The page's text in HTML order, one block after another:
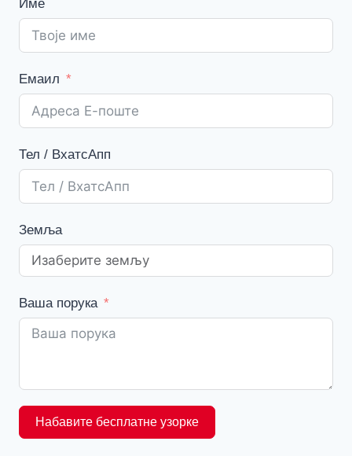
Име
Емаил
Тел / ВхатсАпп
Земља
Ваша порука
Набавите бесплатне узорке